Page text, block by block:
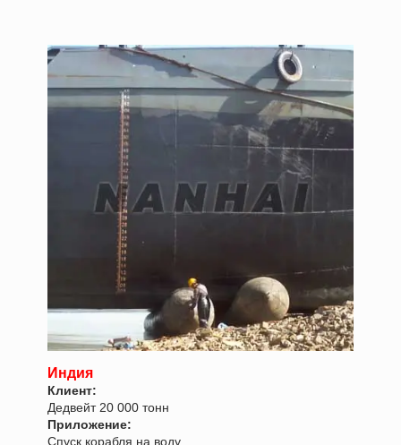
Индия
Клиент:
Дедвейт 20 000 тонн
Приложение:
Спуск корабля на воду